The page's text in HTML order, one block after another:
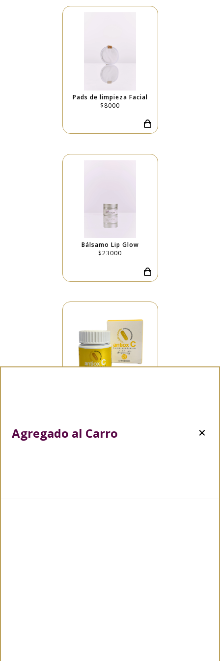
Agregado al Carro
Registrate Ahora
¿Ya estas registrado?
Pads de limpieza Facial
$8000
Bálsamo Lip Glow
$23000